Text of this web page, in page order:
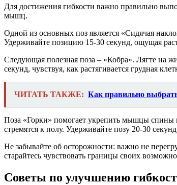
Для достижения гибкости важно правильно
мышц.
Одной из основных поз является «Сидячая
Удерживайте позицию 15-30 секунд, ощущая
Следующая полезная поза – «Кобра». Лягте на
секунд, чувствуя, как растягивается грудная
ЧИТАТЬ ТАКЖЕ: Как правильно
Поза «Горки» помогает укрепить мышцы спины
стремятся к полу. Удерживайте позу 20-30
Не забывайте об осторожности: важно не
старайтесь чувствовать границы своих
Советы по улучшению